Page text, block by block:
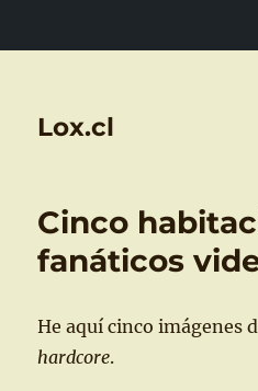
Lox.cl
Cinco
fanáticos
He aquí cinco imágenes
hardcore.